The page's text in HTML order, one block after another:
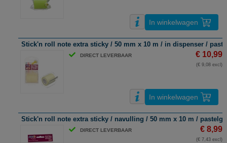
In winkelwagen
Stick'n roll note extra sticky / 50 mm x 10 m / in dispenser /
DIRECT LEVERBAAR € 10,99
(€ 9,08 excl)
In winkelwagen
Stick'n roll note extra sticky / navulling / 50 mm x 10 m /
DIRECT LEVERBAAR € 8,99
(€ 7,43 excl)